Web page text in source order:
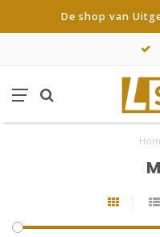
De shop van